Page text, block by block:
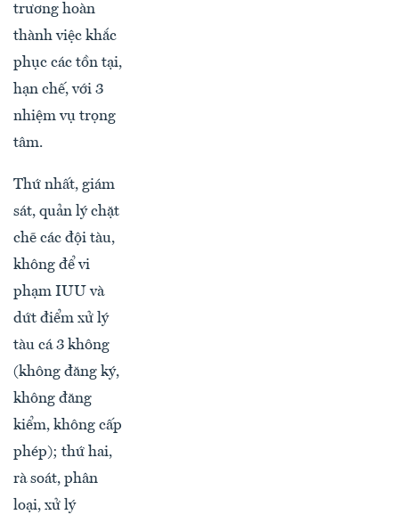
trương hoàn
thành việc khắc
phục các tồn tại,
hạn chế, với 3
nhiệm vụ trọng
tâm.
Thứ nhất, giám
sát, quản lý chặt
chẽ các đội tàu,
không để vi
phạm IUU và
dứt điểm xử lý
tàu cá 3 không
(không đăng ký,
không đăng
kiểm, không cấp
phép); thứ hai,
rà soát, phân
loại, xử lý